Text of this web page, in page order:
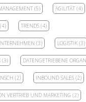
(5) AGILITÄT(4)
(4) TRENDS(4)
(3) LOGISTIK(3)
(3) DATENGETRIEBENE
(2) INBOUND SALES(2)
VERTRIEB UND MARKETING(2)